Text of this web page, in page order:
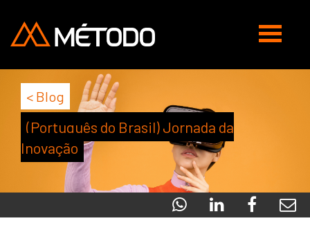
Abrir
< Blog
(Português do Brasil) Jornada da
Inovação